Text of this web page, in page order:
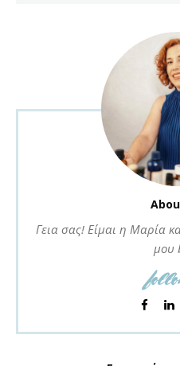
Γεια σας! Είμαι η Μαρία
μου